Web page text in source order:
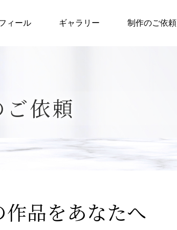
ィール ギャラリー 制作のご依頼
依頼
品をあなたへ